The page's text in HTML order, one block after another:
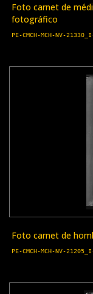
Foto carnet de
fotográfico
PE-CMCH-MCH-NV-
Foto carnet de
PE-CMCH-MCH-NV-